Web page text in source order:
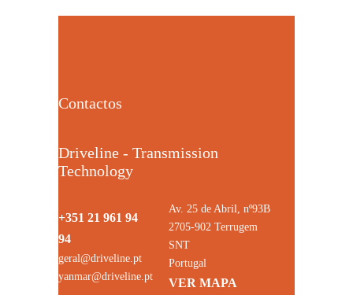
Contactos
Driveline - Transmission
Technology
+351 21 961 94
94
geral@driveline.pt
yanmar@driveline.pt
Av. 25 de Abril, nº93B
2705-902 Terrugem
SNT
Portugal
VER MAPA